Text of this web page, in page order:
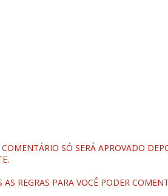
SÓ SERÁ APROVADO
REGRAS PARA VOCÊ PODER